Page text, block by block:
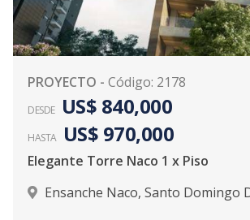
PROYECTO - Código: 2178
DESDE US$ 840,000
HASTA US$ 970,000
Elegante Torre Naco 1 x Piso
Ensanche Naco, Santo Domingo